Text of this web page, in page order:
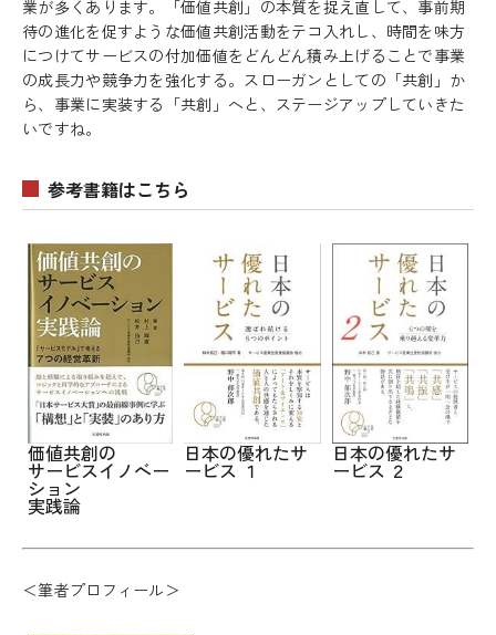
業が多くあります。「価値共創」の本質を捉え直して、事前期
待の進化を促すような価値共創活動をテコ入れし、時間を味方
につけてサービスの付加価値をどんどん積み上げることで事業
の成長力や競争力を強化する。スローガンとしての「共創」か
ら、事業に実装する「共創」へと、ステージアップしていきた
いですね。
参考書籍はこちら
価値共創の
サービスイノベー
ション
実践論
日本の優れたサ
ービス １
日本の優れたサ
ービス ２
＜筆者プロフィール＞